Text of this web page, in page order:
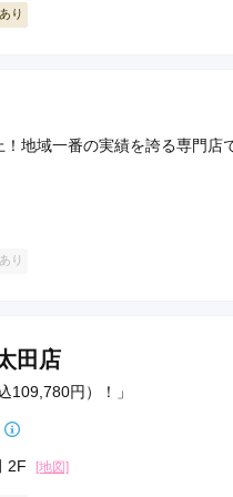
り
地域一番の実績を誇る専門店
り
田店
109,780円）！」
2F [地図]